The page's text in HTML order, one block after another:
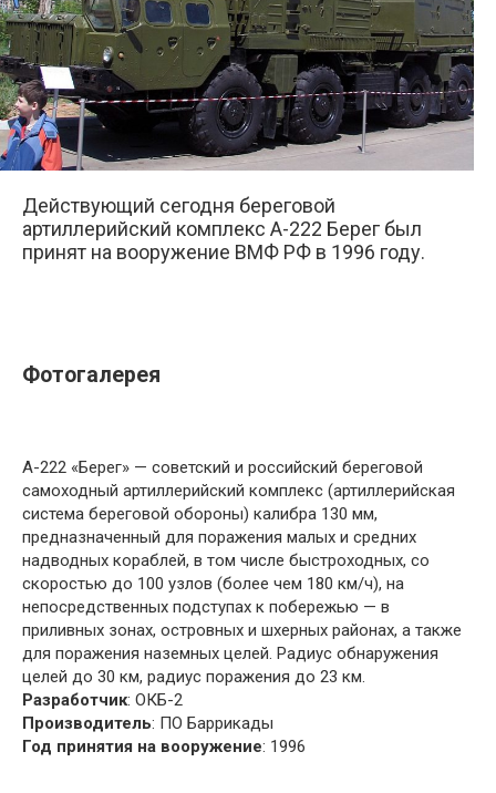
Действующий сегодня береговой
артиллерийский комплекс А-222 Берег был
принят на вооружение ВМФ РФ в 1996 году.
Фотогалерея
А-222 «Берег» — советский и российский береговой
самоходный артиллерийский комплекс (артиллерийская
система береговой обороны) калибра 130 мм,
предназначенный для поражения малых и средних
надводных кораблей, в том числе быстроходных, со
скоростью до 100 узлов (более чем 180 км/ч), на
непосредственных подступах к побережью — в
приливных зонах, островных и шхерных районах, а также
для поражения наземных целей. Радиус обнаружения
целей до 30 км, радиус поражения до 23 км.
Разработчик: ОКБ-2
Производитель: ПО Баррикады
Год принятия на вооружение: 1996